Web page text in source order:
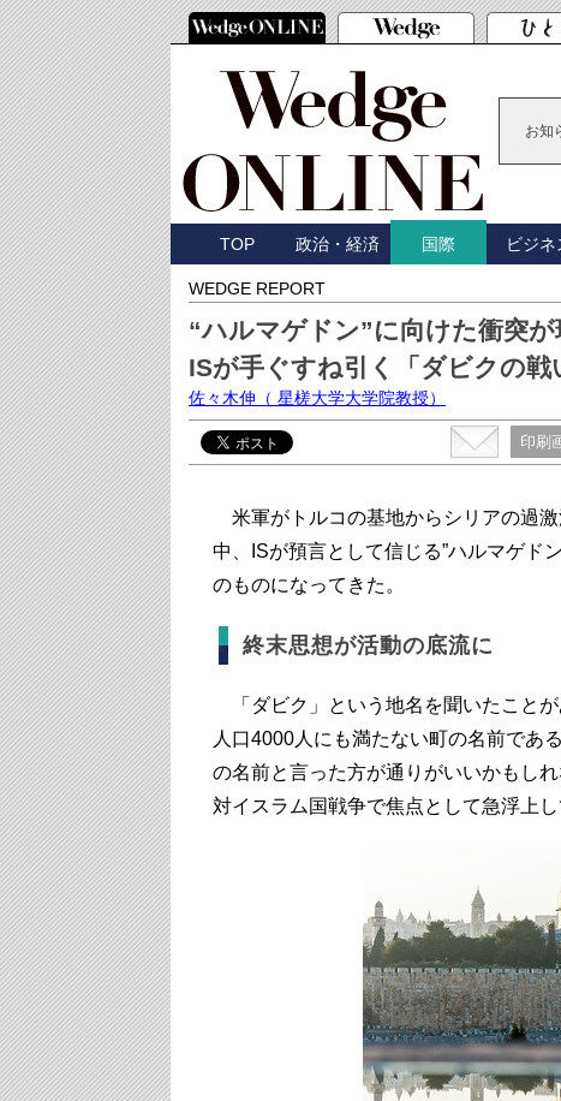
お知
TOP 政治・経済 国際 ビジネ
WEDGE REPORT
“ハルマゲドン”に向けた衝突が
ISが手ぐすね引く「ダビクの戦
佐々木伸 （ 星槎大学大学院教授）
印刷
米軍がトルコの基地からシリアの過
中、ISが預言として信じる”ハルマゲ
のものになってきた。
終末思想が活動の底流に
「ダビク」という地名を聞いたこと
人口4000人にも満たない町の名前であ
の名前と言った方が通りがいいかもし
対イスラム国戦争で焦点として急浮上し